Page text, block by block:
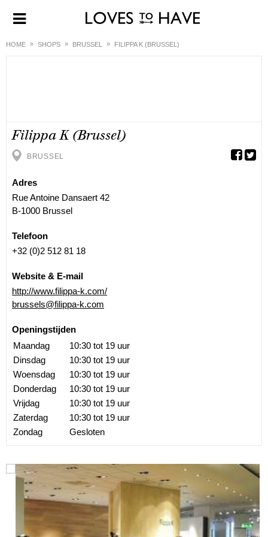
HOME SHOPS BRUSSEL FILIPPA K (BRUSSEL)
Filippa K (Brussel)
BRUSSEL
Adres
Rue Antoine Dansaert 42
B-1000 Brussel
Telefoon
+32 (0)2 512 81 18
Website & E-mail
http://www.filippa-k.com/
brussels@filippa-k.com
Openingstijden
Maandag
10:30 tot 19 uur
Dinsdag
10:30 tot 19 uur
Woensdag
10:30 tot 19 uur
Donderdag
10:30 tot 19 uur
Vrijdag
10:30 tot 19 uur
Zaterdag
10:30 tot 19 uur
Zondag
Gesloten